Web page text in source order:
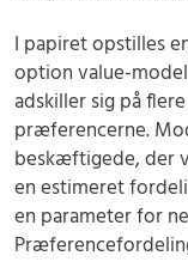
I papiret opstilles
option value-
adskiller sig på
præferencerne.
beskæftigede, der
en estimeret
en parameter for